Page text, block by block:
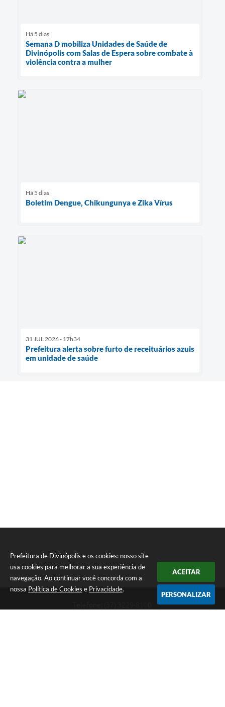
Prefeitura de Divinópolis e os cookies: nosso site
usa cookies para melhorar a sua experiência de
navegação. Ao continuar você concorda com a
nossa Política de Cookies e Privacidade.
ACEITAR
PERSONALIZAR
Há 5 dias
Semana D mobiliza Unidades de Saúde de
Divinópolis com Salas de Espera sobre combate à
violência contra a mulher
Há 5 dias
Boletim Dengue, Chikungunya e Zika Vírus
31 JUL 2026 - 17h34
Prefeitura alerta sobre furto de receituários azuis
em unidade de saúde